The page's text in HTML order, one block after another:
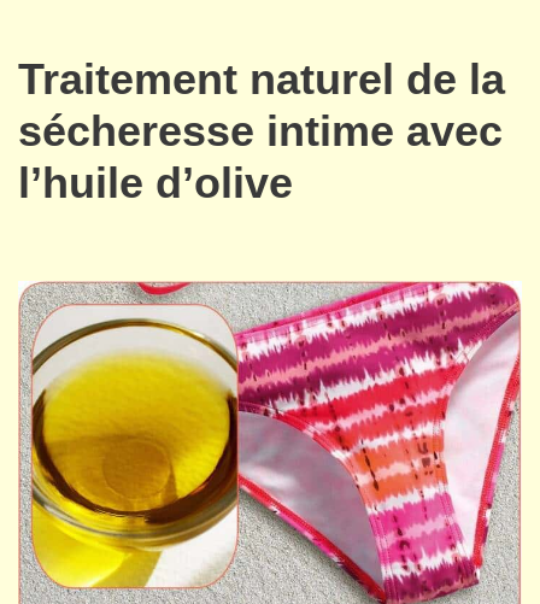
Traitement naturel de la
sécheresse intime avec
l’huile d’olive